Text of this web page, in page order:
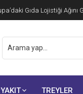
Gıda Lojistiği Ağını
TREYLER